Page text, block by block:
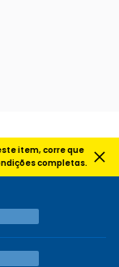
item, corre que
completas.